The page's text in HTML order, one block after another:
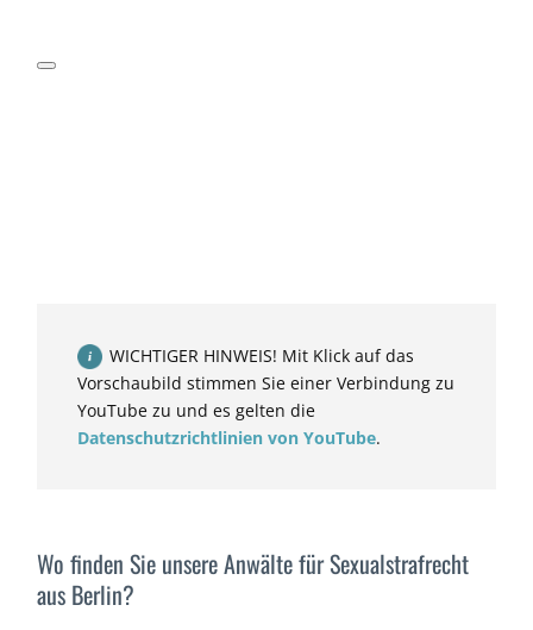
WICHTIGER HINWEIS! Mit Klick auf das
Vorschaubild stimmen Sie einer Verbindung zu
YouTube zu und es gelten die
Datenschutzrichtlinien von YouTube.
Wo finden Sie unsere Anwälte für Sexualstrafrecht
aus Berlin?